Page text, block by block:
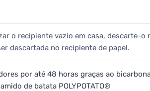
o recipiente vazio em casa, descarte-
descartada no recipiente de papel.
por até 48 horas graças ao
de batata POLYPOTATO®